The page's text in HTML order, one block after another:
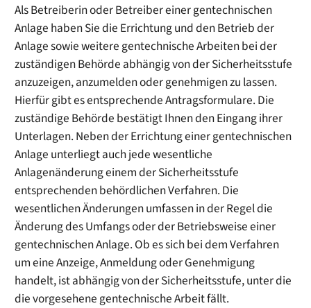
Als Betreiberin oder Betreiber einer gentechnischen
Anlage haben Sie die Errichtung und den Betrieb der
Anlage sowie weitere gentechnische Arbeiten bei der
zuständigen Behörde abhängig von der Sicherheitsstufe
anzuzeigen, anzumelden oder genehmigen zu lassen.
Hierfür gibt es entsprechende Antragsformulare. Die
zuständige Behörde bestätigt Ihnen den Eingang ihrer
Unterlagen. Neben der Errichtung einer gentechnischen
Anlage unterliegt auch jede wesentliche
Anlagenänderung einem der Sicherheitsstufe
entsprechenden behördlichen Verfahren. Die
wesentlichen Änderungen umfassen in der Regel die
Änderung des Umfangs oder der Betriebsweise einer
gentechnischen Anlage. Ob es sich bei dem Verfahren
um eine Anzeige, Anmeldung oder Genehmigung
handelt, ist abhängig von der Sicherheitsstufe, unter die
die vorgesehene gentechnische Arbeit fällt.